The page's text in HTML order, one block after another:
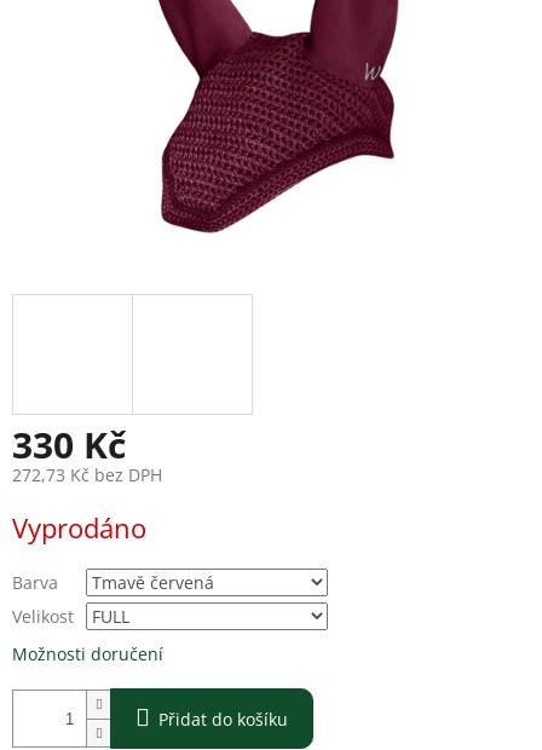
330 Kč
272,73 Kč bez DPH
cena:
Vyprodáno
Barva
Velikost
Možnosti doručení
Přidat do košíku